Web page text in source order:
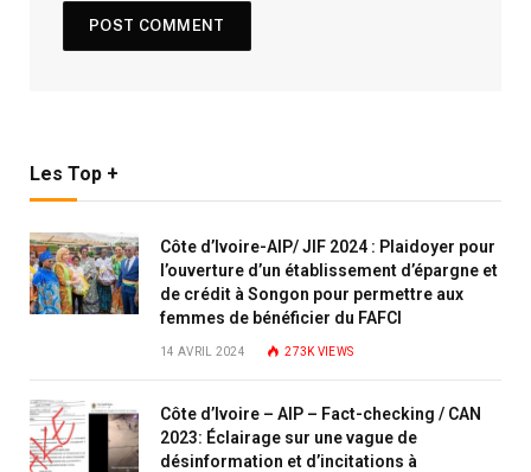
Les Top +
Côte d’Ivoire-AIP/ JIF 2024 : Plaidoyer pour
l’ouverture d’un établissement d’épargne et
de crédit à Songon pour permettre aux
femmes de bénéficier du FAFCI
14 AVRIL 2024 273K VIEWS
Côte d’Ivoire – AIP – Fact-checking / CAN
2023: Éclairage sur une vague de
désinformation et d’incitations à